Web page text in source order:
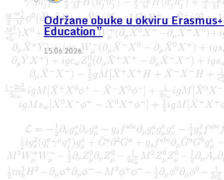
Održane obuke u okviru
Education”
15.06.2026.